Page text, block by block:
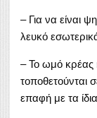
– Για να είναι
λευκό
– Το ωμό κρέας
τοποθετούνται
επαφή με τα